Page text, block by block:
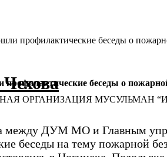
ОРГАНИЗАЦИЯ МУСУЛЬМАН
профилактические беседы о
беседы о пожарной
между ДУМ МО и Главным
беседы на тему пожарной